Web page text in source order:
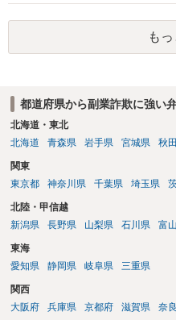
いて弁護士に依頼を検討されてく
も
都道府県から副業詐欺に強い
北海道・東北
北海道
青森県 岩手県 宮城県 秋
関東
東京都
神奈川県 千葉県 埼玉県
北陸・甲信越
新潟県
長野県 山梨県 石川県 富
東海
愛知県
静岡県 岐阜県 三重県
関西
大阪府
兵庫県 京都府 滋賀県 奈